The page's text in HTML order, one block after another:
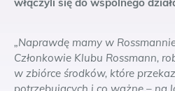
„Naprawdę mamy w
Członkowie Klubu Rossmann,
w zbiórce środków, które